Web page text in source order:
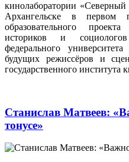
кинолаборатории
Архангельске в первом
образовательного
историков и
федерального
будущих режиссёров и
государственного института
Станислав Матвеев:
тонусе»